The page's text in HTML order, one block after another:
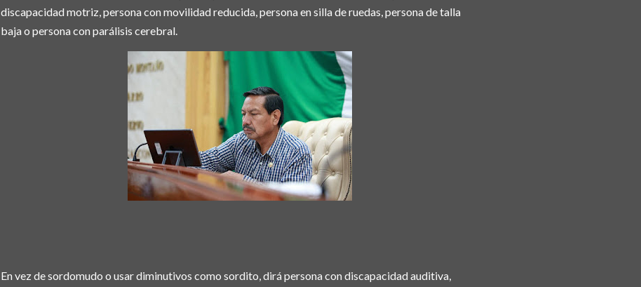
discapacidad motriz, persona con movilidad reducida, persona en silla de ruedas, persona de talla
baja o persona con parálisis cerebral.
En vez de sordomudo o usar diminutivos como sordito, dirá persona con discapacidad auditiva,